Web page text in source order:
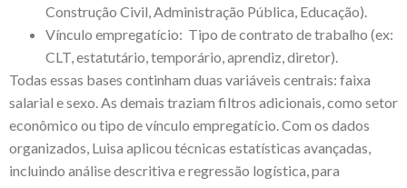
Construção Civil, Administração Pública, Educação).
Vínculo empregatício: Tipo de contrato de trabalho (ex:
CLT, estatutário, temporário, aprendiz, diretor).
Todas essas bases continham duas variáveis centrais: faixa
salarial e sexo. As demais traziam filtros adicionais, como setor
econômico ou tipo de vínculo empregatício. Com os dados
organizados, Luisa aplicou técnicas estatísticas avançadas,
incluindo análise descritiva e regressão logística, para